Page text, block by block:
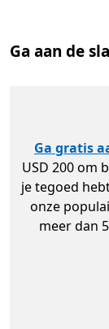
Ga aan de
Ga gratis
USD 200 om
je tegoed
onze
meer dan